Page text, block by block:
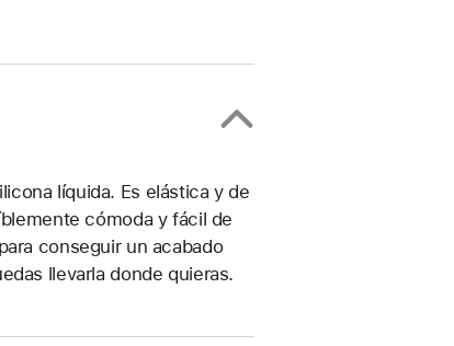
líquida. Es elástica y de
cómoda y fácil de
conseguir un acabado
llevarla donde quieras.